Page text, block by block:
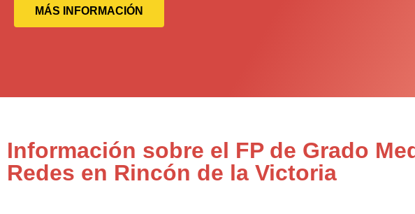
MÁS INFORMACIÓN
Información sobre el FP de Grado
Redes en Rincón de la Victoria